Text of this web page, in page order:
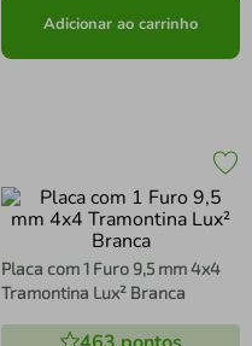
Adicionar ao carrinho
Placa com 1 Furo 9,5 mm 4x4
Tramontina Lux² Branca